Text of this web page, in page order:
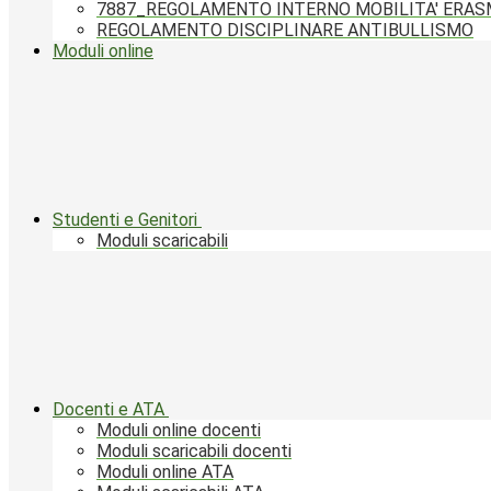
7887_REGOLAMENTO INTERNO MOBILITA'
REGOLAMENTO DISCIPLINARE ANTIBULLISMO
Moduli online
Studenti e Genitori
Moduli scaricabili
Docenti e ATA
Moduli online docenti
Moduli scaricabili docenti
Moduli online ATA